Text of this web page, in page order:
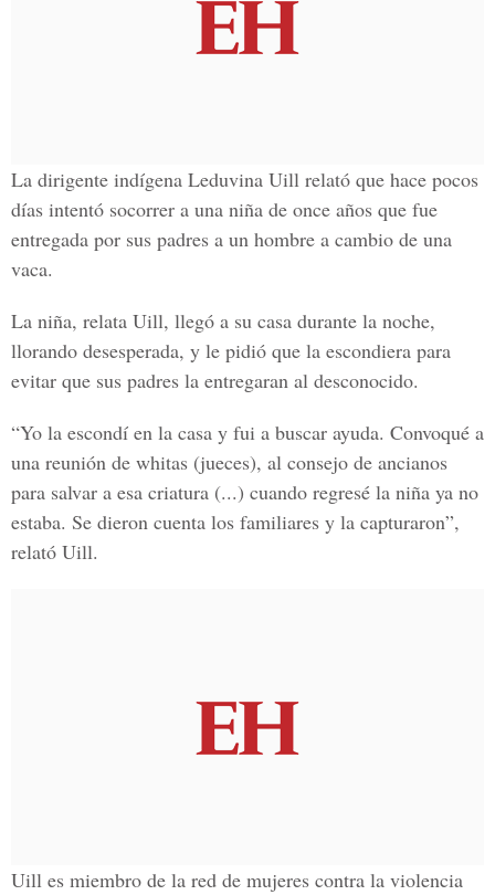
La dirigente indígena Leduvina Uill relató que hace pocos
días intentó socorrer a una niña de once años que fue
entregada por sus padres a un hombre a cambio de una
vaca.
La niña, relata Uill, llegó a su casa durante la noche,
llorando desesperada, y le pidió que la escondiera para
evitar que sus padres la entregaran al desconocido.
“Yo la escondí en la casa y fui a buscar ayuda. Convoqué a
una reunión de whitas (jueces), al consejo de ancianos
para salvar a esa criatura (...) cuando regresé la niña ya no
estaba. Se dieron cuenta los familiares y la capturaron”,
relató Uill.
Uill es miembro de la red de mujeres contra la violencia